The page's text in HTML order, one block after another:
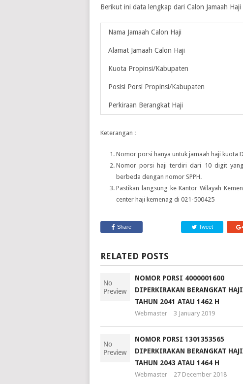
Berikut ini data lengkap dari Calon Jamaah
Nama Jamaah Calon Haji
Alamat Jamaah Calon Haji
Kuota Propinsi/Kabupaten
Posisi Porsi Propinsi/Kabupaten
Perkiraan Berangkat Haji
Keterangan :
Nomor porsi hanya untuk jamaah haji kuota
Nomor porsi haji terdiri dari 10 digit
berbeda dengan nomor SPPH.
Pastikan langsung ke Kantor Wilayah
center haji kemenag di 021-500425
Share Tweet
RELATED POSTS
NOMOR PORSI 4000001600
DIPERKIRAKAN BERANGKAT HAJI
TAHUN 2041 ATAU 1462 H
Webmaster 3 January 2019
NOMOR PORSI 1301353565
DIPERKIRAKAN BERANGKAT HAJI
TAHUN 2043 ATAU 1464 H
Webmaster 27 December 2018